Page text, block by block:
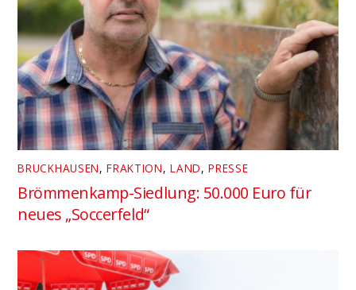
BRUCKHAUSEN,FRAKTION,LAND,PRESSE
Brömmenkamp-Siedlung: 50.000 Euro für
neues „Soccerfeld“